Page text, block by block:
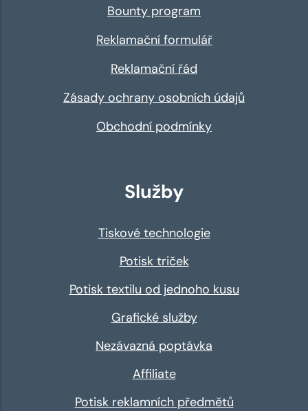
Bounty program
Reklamační formulář
Reklamační řád
Zásady ochrany osobních údajů
Obchodní podmínky
Služby
Tiskové technologie
Potisk triček
Potisk textilu od jednoho kusu
Grafické služby
Nezávazná poptávka
Affiliate
Potisk reklamních předmětů